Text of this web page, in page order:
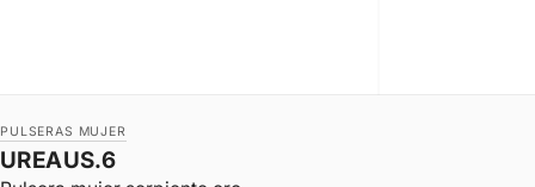
PULSERAS MUJER
UREAUS.6